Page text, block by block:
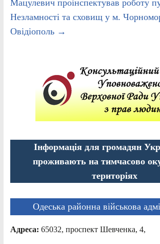
Мацулевич проінспектував роботу
Незламності та сховищ у м.
Овідіополь →
Інформація для громадян
проживають на тимчасово
територіях
Одеська районна військова
Адреса: 65032, проспект Шевченка, 4,